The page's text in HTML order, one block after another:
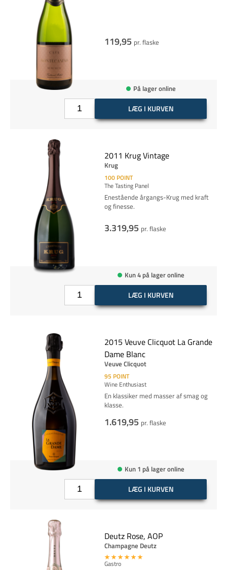
119,95 pr. flaske
På lager online
LÆG I KURVEN
2011 Krug Vintage
Krug
100 POINT
The Tasting Panel
Enestående årgangs-Krug med kraft
og finesse.
3.319,95 pr. flaske
Kun 4 på lager online
LÆG I KURVEN
2015 Veuve Clicquot La Grande
Dame Blanc
Veuve Clicquot
95 POINT
Wine Enthusiast
En klassiker med masser af smag og
klasse.
1.619,95 pr. flaske
Kun 1 på lager online
LÆG I KURVEN
Deutz Rose, AOP
Champagne Deutz
Gastro